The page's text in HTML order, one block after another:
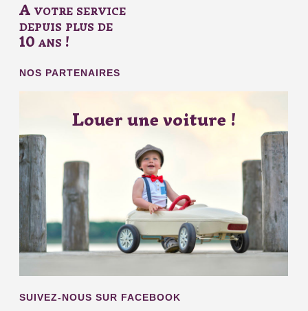
A votre service
depuis plus de
10 ans !
NOS PARTENAIRES
Louer une voiture !
SUIVEZ-NOUS SUR FACEBOOK